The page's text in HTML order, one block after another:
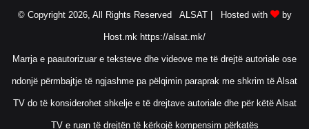
© Copyright 2026, All Rights Reserved ALSAT | Hosted with by
Host.mk https://alsat.mk/
Marrja e paautorizuar e teksteve dhe videove me të drejtë autoriale ose
ndonjë përmbajtje të ngjashme pa pëlqimin paraprak me shkrim të Alsat
TV do të konsiderohet shkelje e të drejtave autoriale dhe për këtë Alsat
TV e ruan të drejtën të kërkojë kompensim përkatës